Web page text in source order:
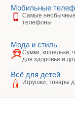
Мобильные
Самые
телефоны
Мода и стиль
Сумки, кошельки,
для здоровья и
Всё для детей
Игрушки, товары